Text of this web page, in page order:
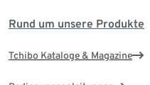
Rund um unsere Produkte
Tchibo Kataloge & Magazine